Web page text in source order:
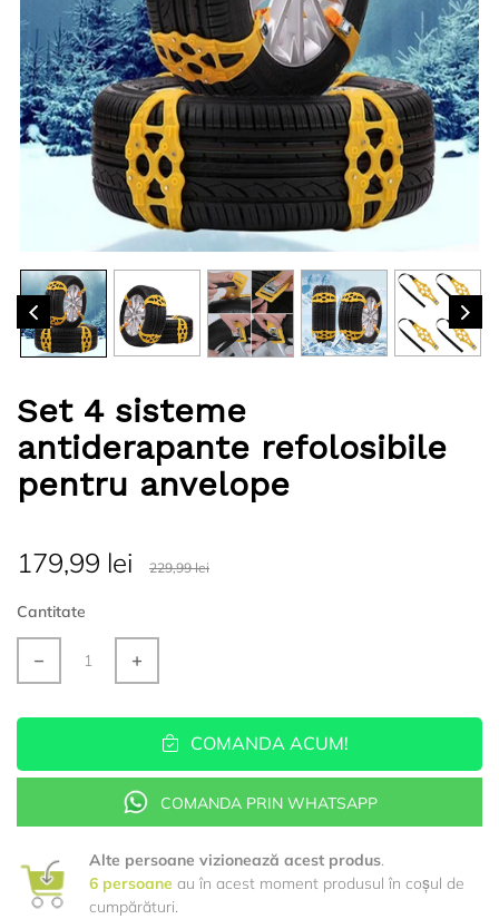
Set 4 sisteme
antiderapante refolosibile
pentru anvelope
179,99 lei 229,99 lei
Cantitate
COMANDA ACUM!
COMANDA PRIN WHATSAPP
Alte persoane vizionează acest produs.
6 persoane au în acest moment produsul în coșul de
cumpărături.